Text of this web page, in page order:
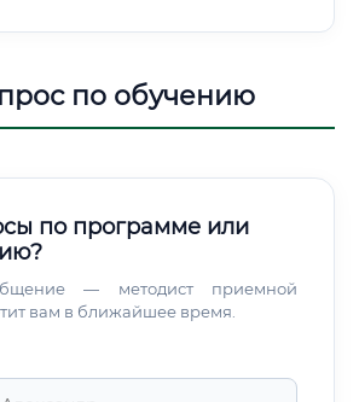
по обучению
по программе или
— методист приемной
вам в ближайшее время.